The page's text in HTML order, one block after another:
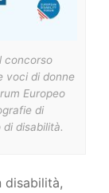
concorso
voci di donne
Europeo
di
disabilità.
disabilità,